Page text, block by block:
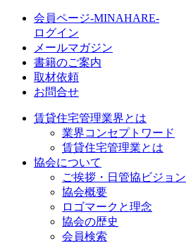
会員ページ-MINAHARE-
ログイン
メールマガジン
書籍のご案内
取材依頼
お問合せ
賃貸住宅管理業界とは
業界コンセプトワード
賃貸住宅管理業とは
協会について
ご挨拶・日管協ビジョン
協会概要
ロゴマークと理念
協会の歴史
会員検索